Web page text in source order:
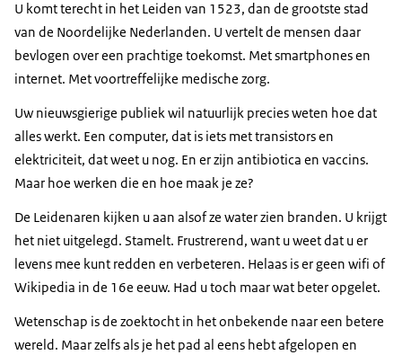
U komt terecht in het Leiden van 1523, dan de grootste stad
van de Noordelijke Nederlanden. U vertelt de mensen daar
bevlogen over een prachtige toekomst. Met smartphones en
internet. Met voortreffelijke medische zorg.
Uw nieuwsgierige publiek wil natuurlijk precies weten hoe dat
alles werkt. Een computer, dat is iets met transistors en
elektriciteit, dat weet u nog. En er zijn antibiotica en vaccins.
Maar hoe werken die en hoe maak je ze?
De Leidenaren kijken u aan alsof ze water zien branden. U krijgt
het niet uitgelegd. Stamelt. Frustrerend, want u weet dat u er
levens mee kunt redden en verbeteren. Helaas is er geen wifi of
Wikipedia in de 16e eeuw. Had u toch maar wat beter opgelet.
Wetenschap is de zoektocht in het onbekende naar een betere
wereld. Maar zelfs als je het pad al eens hebt afgelopen en